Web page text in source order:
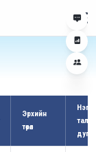
Эрхийн
төрөл
Нэгж